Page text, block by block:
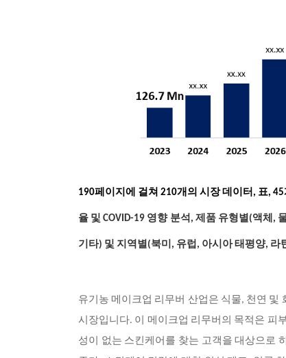
190페이지에 걸쳐 210개의 시장 데이터, 표,
율 및 COVID-19 영향 분석, 제품 유형별(액체,
기타) 및 지역별(북미, 유럽, 아시아 태평
유기농 메이크업 리무버 산업은 식물, 천연 및
시장입니다. 이 메이크업 리무버의 목적은 피
성이 없는 스킨케어를 찾는 고객을 대상으로